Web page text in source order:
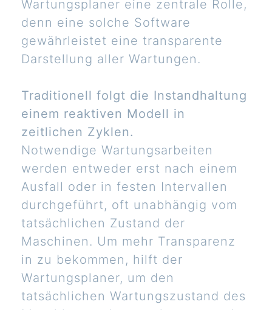
Wartungsplaner eine zentrale Rolle,
denn eine solche Software
gewährleistet eine transparente
Darstellung aller Wartungen.
Traditionell folgt die Instandhaltung
einem reaktiven Modell in
zeitlichen Zyklen.
Notwendige Wartungsarbeiten
werden entweder erst nach einem
Ausfall oder in festen Intervallen
durchgeführt, oft unabhängig vom
tatsächlichen Zustand der
Maschinen. Um mehr Transparenz
in zu bekommen, hilft der
Wartungsplaner, um den
tatsächlichen Wartungszustand des